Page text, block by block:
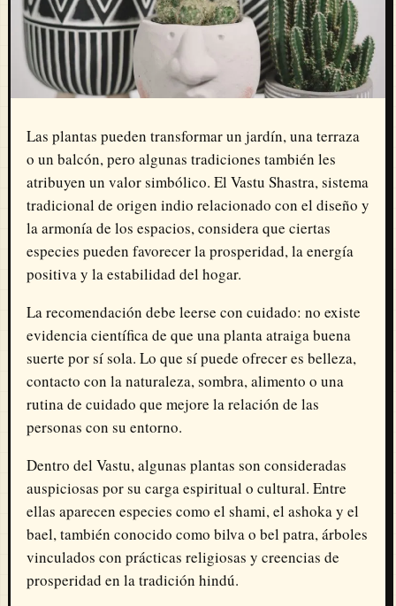
Las plantas pueden transformar un jardín, una terraza
o un balcón, pero algunas tradiciones también les
atribuyen un valor simbólico. El Vastu Shastra, sistema
tradicional de origen indio relacionado con el diseño y
la armonía de los espacios, considera que ciertas
especies pueden favorecer la prosperidad, la energía
positiva y la estabilidad del hogar.
La recomendación debe leerse con cuidado: no existe
evidencia científica de que una planta atraiga buena
suerte por sí sola. Lo que sí puede ofrecer es belleza,
contacto con la naturaleza, sombra, alimento o una
rutina de cuidado que mejore la relación de las
personas con su entorno.
Dentro del Vastu, algunas plantas son consideradas
auspiciosas por su carga espiritual o cultural. Entre
ellas aparecen especies como el shami, el ashoka y el
bael, también conocido como bilva o bel patra, árboles
vinculados con prácticas religiosas y creencias de
prosperidad en la tradición hindú.